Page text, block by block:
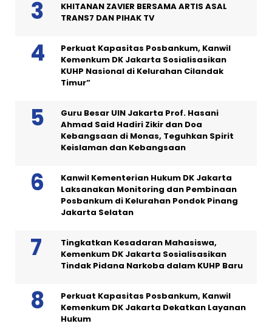
KHITANAN ZAVIER BERSAMA ARTIS ASAL
TRANS7 DAN PIHAK TV
Perkuat Kapasitas Posbankum, Kanwil
Kemenkum DK Jakarta Sosialisasikan
KUHP Nasional di Kelurahan Cilandak
Timur”
Guru Besar UIN Jakarta Prof. Hasani
Ahmad Said Hadiri Zikir dan Doa
Kebangsaan di Monas, Teguhkan Spirit
Keislaman dan Kebangsaan
Kanwil Kementerian Hukum DK Jakarta
Laksanakan Monitoring dan Pembinaan
Posbankum di Kelurahan Pondok Pinang
Jakarta Selatan
Tingkatkan Kesadaran Mahasiswa,
Kemenkum DK Jakarta Sosialisasikan
Tindak Pidana Narkoba dalam KUHP Baru
Perkuat Kapasitas Posbankum, Kanwil
Kemenkum DK Jakarta Dekatkan Layanan
Hukum